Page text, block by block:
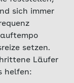
sich immer
setzen.
Läufer
helfen: